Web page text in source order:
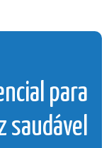
para
saudável